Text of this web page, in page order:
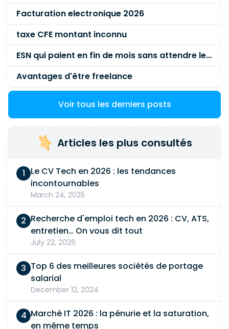
Facturation electronique 2026
taxe CFE montant inconnu
ESN qui paient en fin de mois sans attendre le paiement client ?
Avantages d'être freelance
Voir tous les derniers posts
Articles les plus consultés
Le CV Tech en 2026 : les tendances
incontournables
March 24, 2025
Recherche d'emploi tech en 2026 : CV, ATS,
entretien… On vous dit tout
July 22, 2026
Top 6 des meilleures sociétés de portage
salarial
December 12, 2024
Marché IT 2026 : la pénurie et la saturation,
en même temps